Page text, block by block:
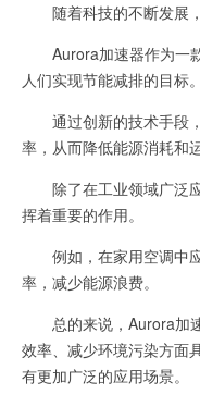
随着科技的不断发展，
Aurora加速器作为一款
人们实现节能减排的目标。
通过创新的技术手段，
率，从而降低能源消耗和
除了在工业领域广泛应
挥着重要的作用。
例如，在家用空调中应
率，减少能源浪费。
总的来说，Aurora加速
效率、减少环境污染方面
有更加广泛的应用场景。